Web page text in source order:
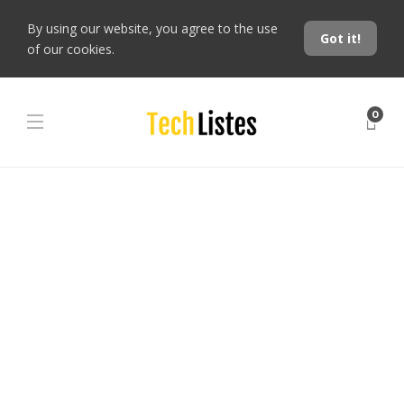
By using our website, you agree to the use
of our cookies.
Got it!
0